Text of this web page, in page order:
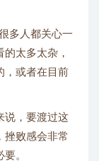
多人都关心一
太多太杂，
，或者在目前
说，要渡过这
挫败感会非常
。